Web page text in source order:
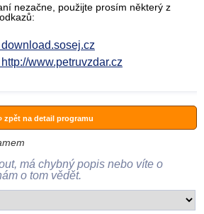
nezačne, použijte prosím některý z
www.petruvzdar.cz
zpět na detail programu
má chybný popis nebo víte o
o tom vědět.